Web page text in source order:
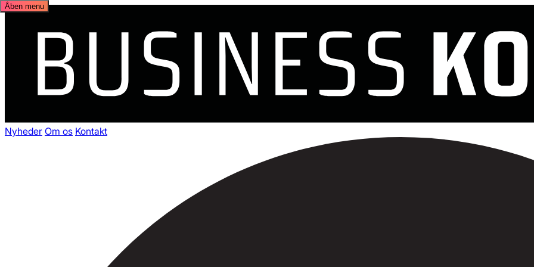
Nyheder Om os Kontakt
Åben menu